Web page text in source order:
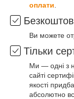
оплати
Ви можете
Тільки
Ми — одні з
сайті
якості
абсолютно